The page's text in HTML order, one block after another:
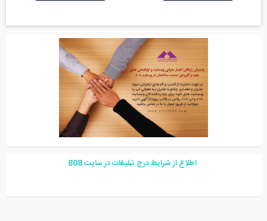
اطلاع از شرایط درج تبلیغات در سایت 808